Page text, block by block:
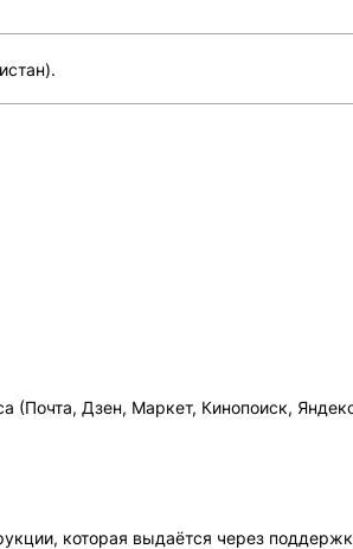
(Почта, Дзен, Маркет, Кинопоиск,
которая выдаётся через